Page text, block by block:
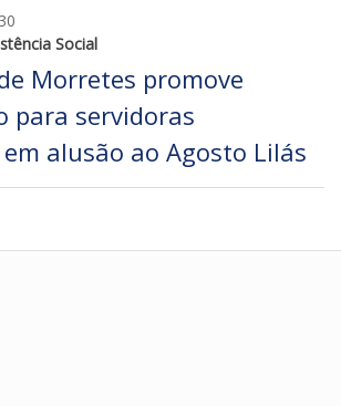
Social
Morretes promove
para servidoras
alusão ao Agosto Lilás